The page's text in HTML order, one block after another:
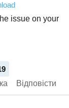
issue on your
Відповісти